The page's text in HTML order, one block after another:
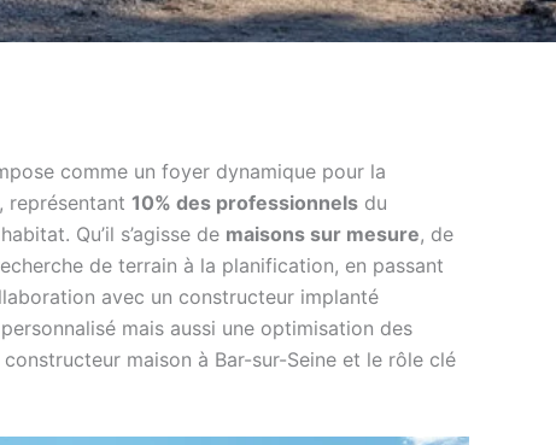
comme un foyer dynamique pour la
représentant 10% des professionnels du
Qu’il s’agisse de maisons sur mesure, de
de terrain à la planification, en passant
avec un constructeur implanté
mais aussi une optimisation des
maison à Bar-sur-Seine et le rôle clé